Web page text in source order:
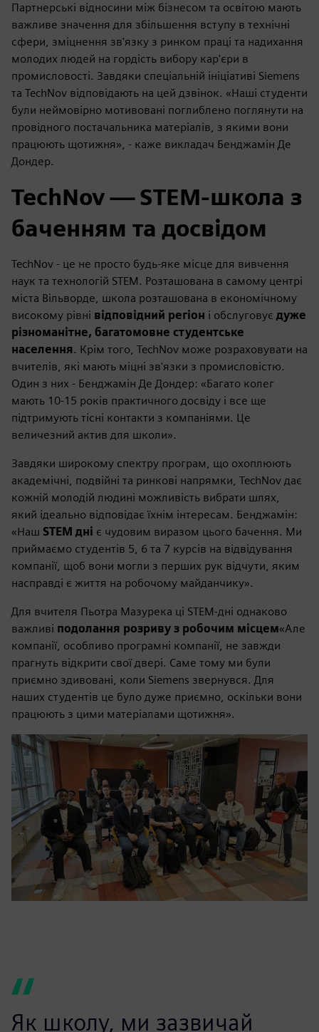
Партнерські відносини між бізнесом та освітою мають
важливе значення для збільшення вступу в технічні
сфери, зміцнення зв'язку з ринком праці та надихання
молодих людей на гордість вибору кар'єри в
промисловості. Завдяки спеціальній ініціативі Siemens
та TechNov відповідають на цей дзвінок. «Наші студенти
були неймовірно мотивовані поглиблено поглянути на
провідного постачальника матеріалів, з якими вони
працюють щотижня», - каже викладач Бенджамін Де
Дондер.
TechNov — STEM-школа з
баченням та досвідом
TechNov - це не просто будь-яке місце для вивчення
наук та технологій STEM. Розташована в самому центрі
міста Вільворде, школа розташована в економічному
високому рівні відповідний регіон і обслуговує дуже
різноманітне, багатомовне студентське
населення. Крім того, TechNov може розраховувати на
вчителів, які мають міцні зв'язки з промисловістю.
Один з них - Бенджамін Де Дондер: «Багато колег
мають 10-15 років практичного досвіду і все ще
підтримують тісні контакти з компаніями. Це
величезний актив для школи».
Завдяки широкому спектру програм, що охоплюють
академічні, подвійні та ринкові напрямки, TechNov дає
кожній молодій людині можливість вибрати шлях,
який ідеально відповідає їхнім інтересам. Бенджамін:
«Наш STEM дні є чудовим виразом цього бачення. Ми
приймаємо студентів 5, 6 та 7 курсів на відвідування
компанії, щоб вони могли з перших рук відчути, яким
насправді є життя на робочому майданчику».
Для вчителя Пьотра Мазурека ці STEM-дні однаково
важливі подолання розриву з робочим місцем«Але
компанії, особливо програмні компанії, не завжди
прагнуть відкрити свої двері. Саме тому ми були
приємно здивовані, коли Siemens звернувся. Для
наших студентів це було дуже приємно, оскільки вони
працюють з цими матеріалами щотижня».
Як школу, ми зазвичай